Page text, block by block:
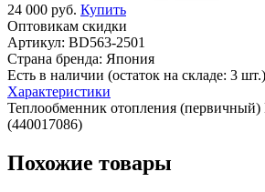
24 000 руб. Купить
Оптовикам скидки
Артикул: BD563-2501
Страна бренда: Япония
Есть в наличии (остаток на складе: 3 шт.)
Характеристики
Теплообменник отопления
(440017086)
Похожие товары